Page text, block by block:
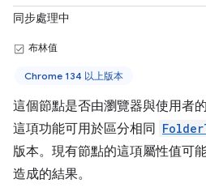
同步處理中
布林值
Chrome 134 以上版本
這個節點是否由瀏覽器與使用者
這項功能可用於區分相同
版本。現有節點的這項屬性值可
造成的結果。